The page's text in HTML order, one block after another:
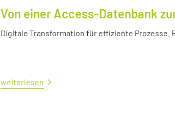
Von einer Access-Datenbank
Digitale Transformation für effiziente Prozesse.
weiterlesen